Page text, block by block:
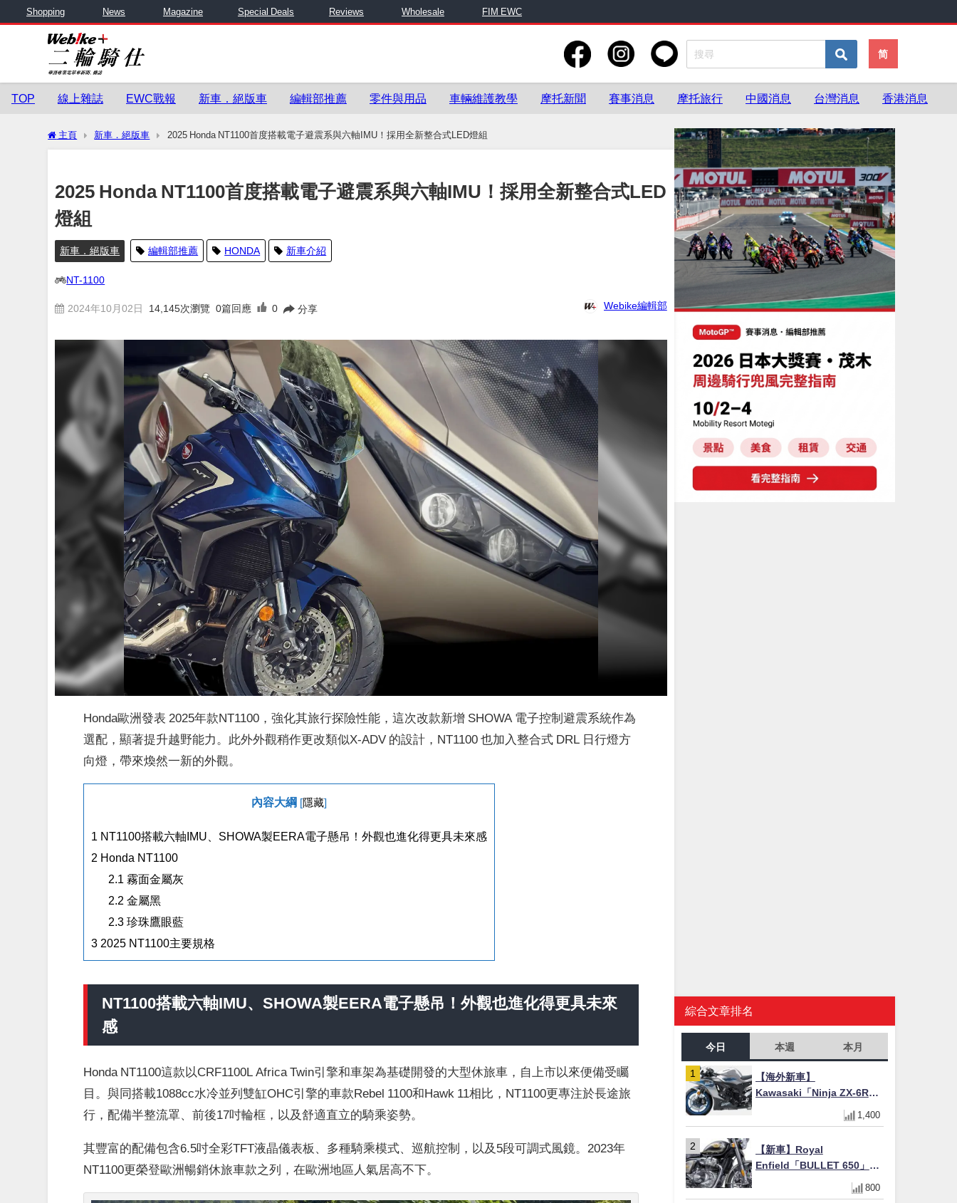
Shopping News Magazine Special Deals Reviews Wholesale FIM EWC
简
TOP 線上雜誌 EWC戰報 新車．絕版車 編輯部推薦 零件與用品 車輛維護教學 摩托新聞 賽事消息 摩托旅行 中國消息 台灣消息 香港消息
主頁 新車．絕版車 2025 Honda NT1100首度搭載電子避震系與六軸IMU！採用全新整合式LED燈組
2025 Honda NT1100首度搭載電子避震系與六軸IMU！採用全新整合式LED
燈組
新車．絕版車 編輯部推薦 HONDA 新車介紹
NT-1100
2024年10月02日 14,145次瀏覽 0篇回應 0 分享 Webike編輯部
Honda歐洲發表 2025年款NT1100，強化其旅行探險性能，這次改款新增 SHOWA 電子控制避震系統作為
選配，顯著提升越野能力。此外外觀稍作更改類似X-ADV 的設計，NT1100 也加入整合式 DRL 日行燈方
向燈，帶來煥然一新的外觀。
內容大綱 隱藏
1 NT1100搭載六軸IMU、SHOWA製EERA電子懸吊！外觀也進化得更具未來感
2 Honda NT1100
2.1 霧面金屬灰
2.2 金屬黑
2.3 珍珠鷹眼藍
3 2025 NT1100主要規格
NT1100搭載六軸IMU、SHOWA製EERA電子懸吊！外觀也進化得更具未來
感
Honda NT1100這款以CRF1100L Africa Twin引擎和車架為基礎開發的大型休旅車，自上市以來便備受矚
目。與同搭載1088cc水冷並列雙缸OHC引擎的車款Rebel 1100和Hawk 11相比，NT1100更專注於長途旅
行，配備半整流罩、前後17吋輪框，以及舒適直立的騎乘姿勢。
其豐富的配備包含6.5吋全彩TFT液晶儀表板、多種騎乘模式、巡航控制，以及5段可調式風鏡。2023年
NT1100更榮登歐洲暢銷休旅車款之列，在歐洲地區人氣居高不下。
綜合文章排名
今日 本週 本月
【海外新車】
Kawasaki「Ninja ZX-6R」
2027年式北美發表！636cc
四缸×銀河銀/暮光藍新色
美元起
1,400
【新車】Royal
Enfield「BULLET 650」8
月27日日本發售（98萬日圓
～）！648cc空冷並列雙缸×
800